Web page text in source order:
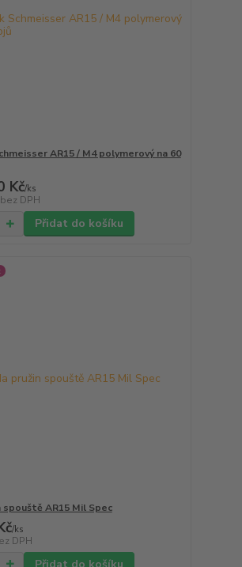
AR15 / M4 polymerový na 60
Kč/ks
bez DPH
Přidat do košíku
spouště AR15 Mil Spec
/ks
DPH
Přidat do košíku